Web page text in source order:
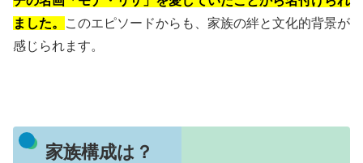
ました。
このエピソードからも、家族の絆と文化的背景が
感じられます。
家族構成は？